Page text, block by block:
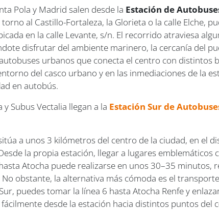
Pola y Madrid salen desde la Estación de
al Castillo-Fortaleza, la Glorieta o la calle Elche,
en la calle Levante, s/n. El recorrido atraviesa
disfrutar del ambiente marinero, la cercanía del
urbanos que conecta el centro con
del casco urbano y en las inmediaciones de la
en autobús.
Subus Vectalia llegan a la Estación Sur de
a unos 3 kilómetros del centro de la ciudad, en el
la propia estación, llegar a lugares emblemáticos
Atocha puede realizarse en unos 30–35
No obstante, la alternativa más cómoda es el
puedes tomar la línea 6 hasta Atocha Renfe y
desde la estación hacia distintos puntos del